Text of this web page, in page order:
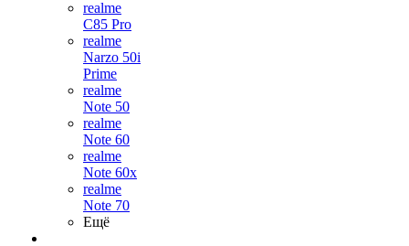
realme
C85 Pro
realme
Narzo 50i
Prime
realme
Note 50
realme
Note 60
realme
Note 60x
realme
Note 70
Ещё